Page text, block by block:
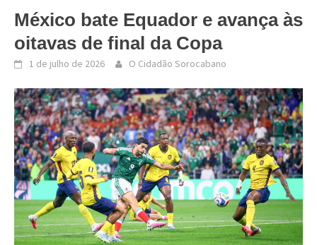
México bate Equador e avança às
oitavas de final da Copa
1 de julho de 2026 O Cidadão Sorocabano